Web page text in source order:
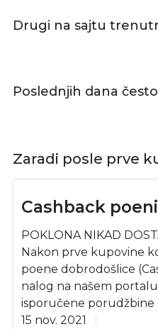
Drugi na sajtu
Poslednjih dana
Zaradi posle prve
Cashback
POKLONA NIKAD
Nakon prve kupovine
poene dobrodošlice
nalog na našem
isporučene porudžbine
15 nov. 2021